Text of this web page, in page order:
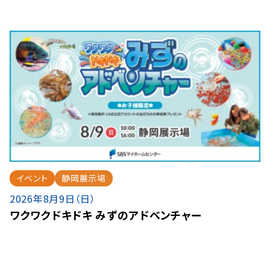
イベント 静岡展示場
2026年8月9日（日）
ワクワクドキドキ みずのアドベンチャー